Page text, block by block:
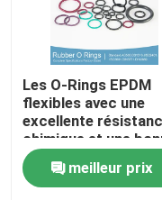
Les O-Rings EPDM
flexibles avec une
excellente
chimique et une
résistance aux UV
meilleur prix